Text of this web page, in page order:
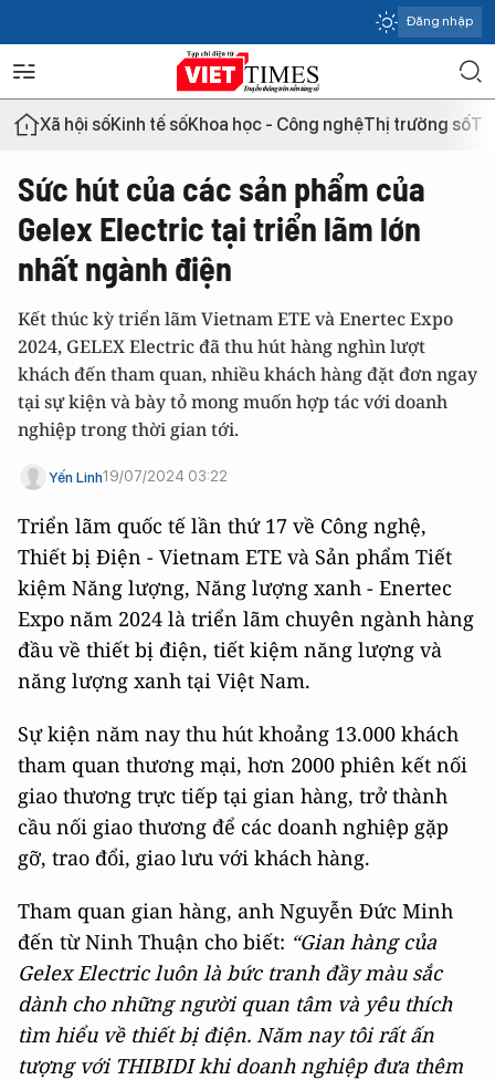
Đăng nhập
Xã hội sốKinh tế sốKhoa học - Công nghệThị trường số
Sức hút của các sản phẩm của
Gelex Electric tại triển lãm lớn
nhất ngành điện
Kết thúc kỳ triển lãm Vietnam ETE và Enertec Expo
2024, GELEX Electric đã thu hút hàng nghìn lượt
khách đến tham quan, nhiều khách hàng đặt đơn ngay
tại sự kiện và bày tỏ mong muốn hợp tác với doanh
nghiệp trong thời gian tới.
Yến Linh19/07/2024 03:22
Triển lãm quốc tế lần thứ 17 về Công nghệ,
Thiết bị Điện - Vietnam ETE và Sản phẩm Tiết
kiệm Năng lượng, Năng lượng xanh - Enertec
Expo năm 2024 là triển lãm chuyên ngành hàng
đầu về thiết bị điện, tiết kiệm năng lượng và
năng lượng xanh tại Việt Nam.
Sự kiện năm nay thu hút khoảng 13.000 khách
tham quan thương mại, hơn 2000 phiên kết nối
giao thương trực tiếp tại gian hàng, trở thành
cầu nối giao thương để các doanh nghiệp gặp
gỡ, trao đổi, giao lưu với khách hàng.
Tham quan gian hàng, anh Nguyễn Đức Minh
đến từ Ninh Thuận cho biết: “Gian hàng của
Gelex Electric luôn là bức tranh đầy màu sắc
dành cho những người quan tâm và yêu thích
tìm hiểu về thiết bị điện. Năm nay tôi rất ấn
tượng với THIBIDI khi doanh nghiệp đưa thêm